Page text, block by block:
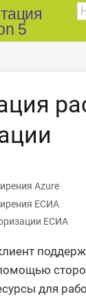
5
Azure
ЕСИА
ЕСИА
для